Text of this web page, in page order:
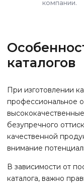
компании.
каталогов
При изготовлении
профессиональное
безупречного
качественной
внимание
В зависимости от
каталога, важно